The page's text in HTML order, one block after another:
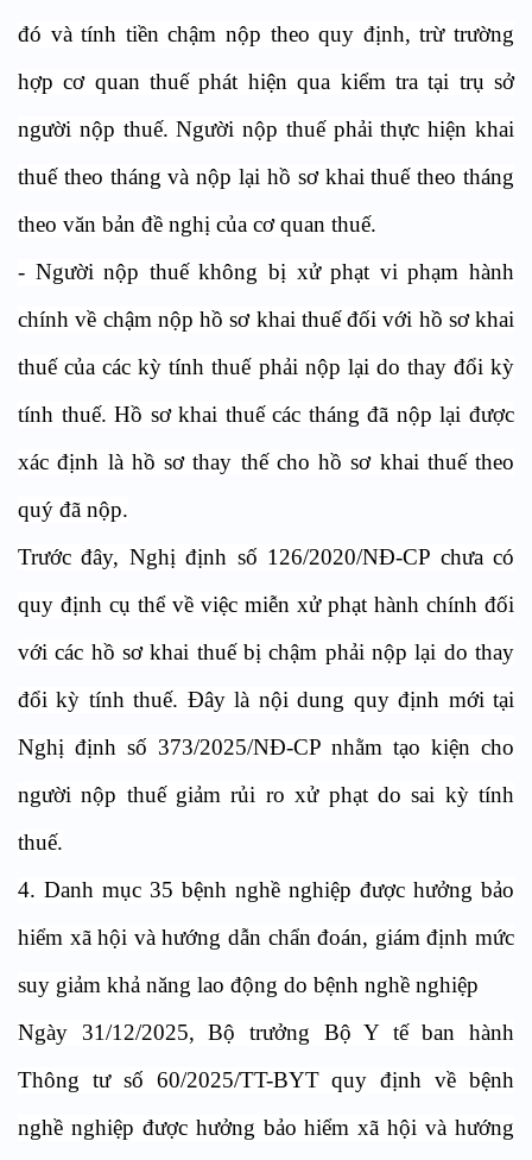
đó và tính tiền chậm nộp theo quy định, trừ trường
hợp cơ quan thuế phát hiện qua kiểm tra tại trụ sở
người nộp thuế. Người nộp thuế phải thực hiện khai
thuế theo tháng và nộp lại hồ sơ khai thuế theo tháng
theo văn bản đề nghị của cơ quan thuế.
- Người nộp thuế không bị xử phạt vi phạm hành
chính về chậm nộp hồ sơ khai thuế đối với hồ sơ khai
thuế của các kỳ tính thuế phải nộp lại do thay đổi kỳ
tính thuế. Hồ sơ khai thuế các tháng đã nộp lại được
xác định là hồ sơ thay thế cho hồ sơ khai thuế theo
quý đã nộp.
Trước đây, Nghị định số 126/2020/NĐ-CP chưa có
quy định cụ thể về việc miễn xử phạt hành chính đối
với các hồ sơ khai thuế bị chậm phải nộp lại do thay
đổi kỳ tính thuế. Đây là nội dung quy định mới tại
Nghị định số 373/2025/NĐ-CP nhằm tạo kiện cho
người nộp thuế giảm rủi ro xử phạt do sai kỳ tính
thuế.
4. Danh mục 35 bệnh nghề nghiệp được hưởng bảo
hiểm xã hội và hướng dẫn chẩn đoán, giám định mức
suy giảm khả năng lao động do bệnh nghề nghiệp
Ngày 31/12/2025, Bộ trưởng Bộ Y tế ban hành
Thông tư số 60/2025/TT-BYT quy địnhvề bệnh
nghề nghiệp được hưởng bảo hiểm xã hội và hướng